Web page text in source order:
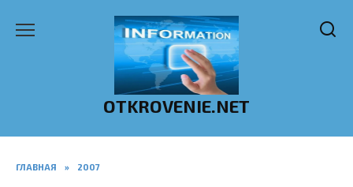
OTKROVENIE.NET
ГЛАВНАЯ » 2007